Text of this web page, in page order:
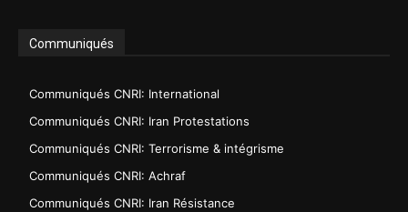
Communiqués
Communiqués CNRI: International
Communiqués CNRI: Iran Protestations
Communiqués CNRI: Terrorisme & intégrisme
Communiqués CNRI: Achraf
Communiqués CNRI: Iran Résistance